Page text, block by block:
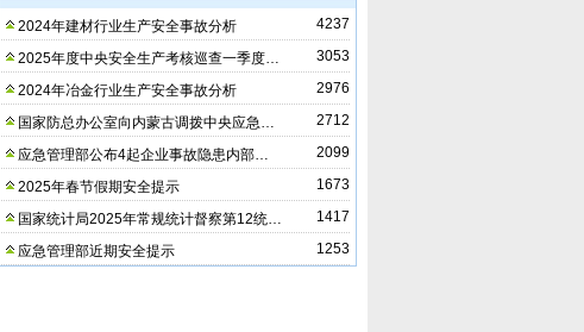
4237
2024年建材行业生产安全事故分析
3053
2025年度中央安全生产考核巡查一季度…
2976
2024年冶金行业生产安全事故分析
2712
国家防总办公室向内蒙古调拨中央应急…
2099
应急管理部公布4起企业事故隐患内部…
1673
2025年春节假期安全提示
1417
国家统计局2025年常规统计督察第12统…
1253
应急管理部近期安全提示